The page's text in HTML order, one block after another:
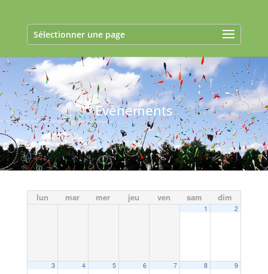
Sélectionner une page
Evènements
lun mar mer jeu ven sam dim
1 2
3 4 5 6 7 8 9